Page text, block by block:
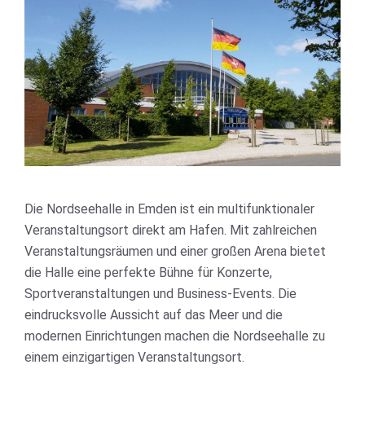
Die Nordseehalle in Emden ist ein multifunktionaler
Veranstaltungsort direkt am Hafen. Mit zahlreichen
Veranstaltungsräumen und einer großen Arena bietet
die Halle eine perfekte Bühne für Konzerte,
Sportveranstaltungen und Business-Events. Die
eindrucksvolle Aussicht auf das Meer und die
modernen Einrichtungen machen die Nordseehalle zu
einem einzigartigen Veranstaltungsort.